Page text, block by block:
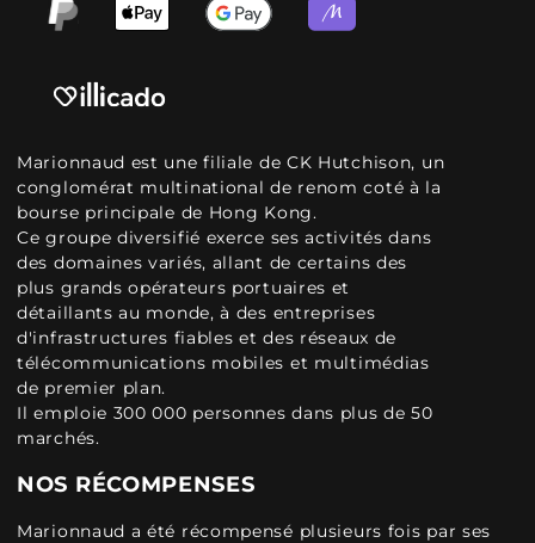
Marionnaud est une filiale de CK Hutchison, un
conglomérat multinational de renom coté à la
bourse principale de Hong Kong.
Ce groupe diversifié exerce ses activités dans
des domaines variés, allant de certains des
plus grands opérateurs portuaires et
détaillants au monde, à des entreprises
d'infrastructures fiables et des réseaux de
télécommunications mobiles et multimédias
de premier plan.
Il emploie 300 000 personnes dans plus de 50
marchés.
NOS RÉCOMPENSES
Marionnaud a été récompensé plusieurs fois par ses